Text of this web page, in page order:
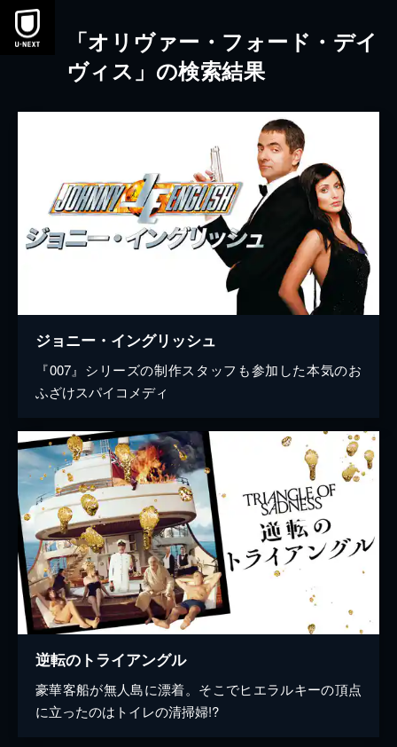
本文へスキップ
「オリヴァー・フォード・デイ
ヴィス」の検索結果
ジョニー・イングリッシュ
『007』シリーズの制作スタッフも参加した本気のお
ふざけスパイコメディ
逆転のトライアングル
豪華客船が無人島に漂着。そこでヒエラルキーの頂点
に立ったのはトイレの清掃婦!?